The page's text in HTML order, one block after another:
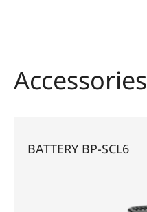
Accessories
BATTERY BP-SCL6